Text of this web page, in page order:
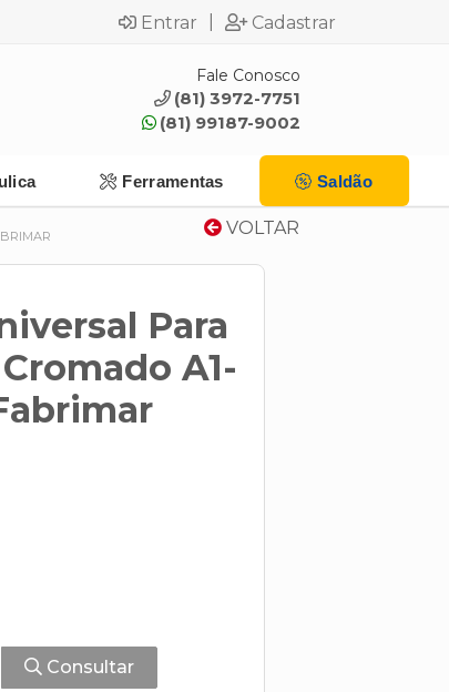
Entrar Cadastrar
Fale Conosco
(81) 3972-7751
(81) 99187-9002
Ferramentas Saldão
VOLTAR
Para
A1-
Consultar